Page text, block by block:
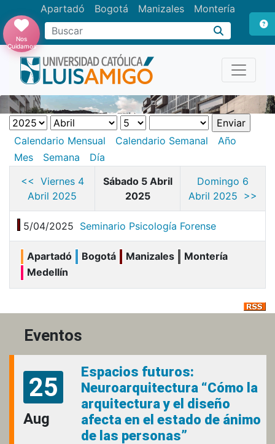
Apartadó Bogotá Manizales Montería
Buscar
Nos
Cuidamos
Calendario Mensual Calendario Semanal
Año
Mes
Semana
Día
<< Viernes 4
Abril 2025
Sábado 5 Abril
2025
Domingo 6
Abril 2025 >>
5/04/2025 Seminario Psicología Forense
Apartadó Bogotá Manizales
Montería
Medellín
Eventos
25
Aug
Espacios futuros:
Neuroarquitectura “Cómo la
arquitectura y el diseño
afecta en el estado de ánimo
de las personas”